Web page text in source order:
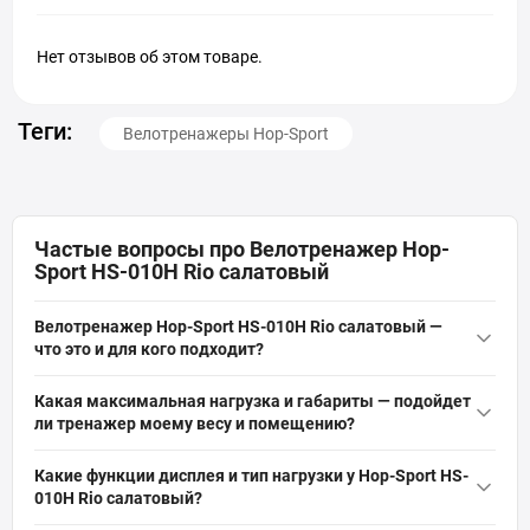
Нет отзывов об этом товаре.
Теги: Велотренажеры Hop-Sport
Частые вопросы про Велотренажер Hop-
Sport HS-010H Rio салатовый
Велотренажер Hop-Sport HS-010H Rio салатовый —
что это и для кого подходит?
вертикальный домашний тренажер с механической системой
для новичков и опытных пользователей, рекомендован для
похудения, кардиотренировок и реабилитации при
Какая максимальная нагрузка и габариты — подойдет
ли тренажер моему весу и помещению?
вес самого тренажера 12 кг. Габариты 120×42×93 см —
Какие функции дисплея и тип нагрузки у Hop-Sport HS-
010H Rio салатовый?